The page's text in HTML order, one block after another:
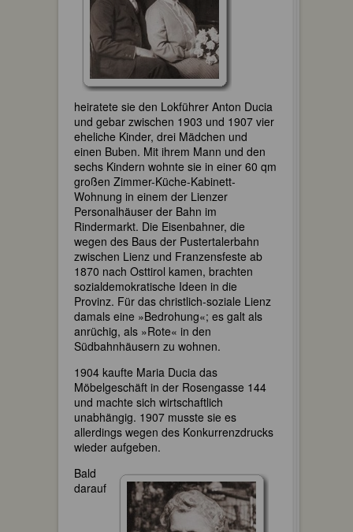
heiratete sie den Lokführer Anton Ducia
und gebar zwischen 1903 und 1907 vier
eheliche Kinder, drei Mädchen und
einen Buben. Mit ihrem Mann und den
sechs Kindern wohnte sie in einer 60 qm
großen Zimmer-Küche-Kabinett-
Wohnung in einem der Lienzer
Personalhäuser der Bahn im
Rindermarkt. Die Eisenbahner, die
wegen des Baus der Pustertalerbahn
zwischen Lienz und Franzensfeste ab
1870 nach Osttirol kamen, brachten
sozialdemokratische Ideen in die
Provinz. Für das christlich-soziale Lienz
damals eine »Bedrohung«; es galt als
anrüchig, als »Rote« in den
Südbahnhäusern zu wohnen.
1904 kaufte Maria Ducia das
Möbelgeschäft in der Rosengasse 144
und machte sich wirtschaftlich
unabhängig. 1907 musste sie es
allerdings wegen des Konkurrenzdrucks
wieder aufgeben.
Bald
darauf